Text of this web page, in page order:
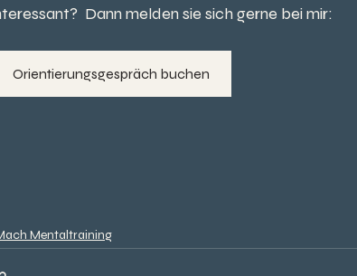
Dann melden sie sich gerne bei mir:
Orientierungsgespräch buchen
Mentaltraining